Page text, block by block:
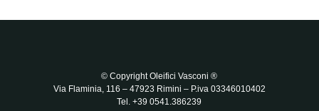
© Copyright Oleifici Vasconi ®
Via Flaminia, 116 – 47923 Rimini – P.iva 03346010402
Tel. +39 0541.386239